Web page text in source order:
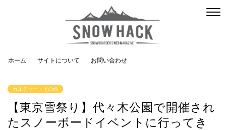
ホーム サイトについて お問い合わせ
カルチャー・その他
【東京雪祭り】代々木公園で開催され
たスノーボードイベントに行ってき